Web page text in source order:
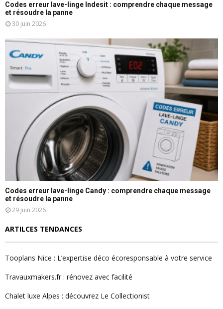
Codes erreur lave-linge Indesit : comprendre chaque message
et résoudre la panne
30 juin 2026
Codes erreur lave-linge Candy : comprendre chaque message
et résoudre la panne
29 juin 2026
ARTILCES TENDANCES
Tooplans Nice : L’expertise déco écoresponsable à votre service
Travauxmakers.fr : rénovez avec facilité
Chalet luxe Alpes : découvrez Le Collectionist